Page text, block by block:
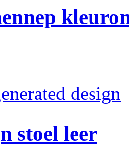
design
stoel leer